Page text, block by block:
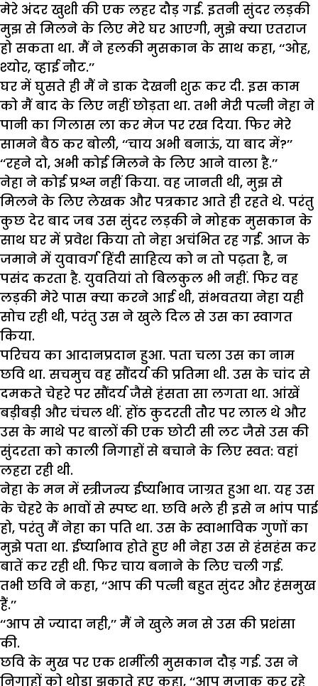
मेरे अंदर खुशी की एक लहर दौड़ गई. इतनी सुंदर लड़की
मुझ से मिलने के लिए मेरे घर आएगी, मुझे क्या एतराज
हो सकता था. मैं ने हलकी मुसकान के साथ कहा, ‘‘ओह,
श्योर, व्हाई नौट.’’
घर में घुसते ही मैं ने डाक देखनी शुरू कर दी. इस काम
को मैं बाद के लिए नहीं छोड़ता था. तभी मेरी पत्नी नेहा ने
पानी का गिलास ला कर मेज पर रख दिया. फिर मेरे
सामने बैठ कर बोली, ‘‘चाय अभी बनाऊं, या बाद में?’’
‘‘रहने दो, अभी कोई मिलने के लिए आने वाला है.’’
नेहा ने कोई प्रश्न नहीं किया. वह जानती थी, मुझ से
मिलने के लिए लेखक और पत्रकार आते ही रहते थे. परंतु
कुछ देर बाद जब उस सुंदर लड़की ने मोहक मुसकान के
साथ घर में प्रवेश किया तो नेहा अचंभित रह गई. आज के
जमाने में युवावर्ग हिंदी साहित्य को न तो पढ़ता है, न
पसंद करता है. युवतियां तो बिलकुल भी नहीं. फिर वह
लड़की मेरे पास क्या करने आई थी, संभवतया नेहा यही
सोच रही थी, परंतु उस ने खुले दिल से उस का स्वागत
किया.
परिचय का आदानप्रदान हुआ. पता चला उस का नाम
छवि था. सचमुच वह सौंदर्य की प्रतिमा थी. उस के चांद से
दमकते चेहरे पर सौंदर्य जैसे हंसता सा लगता था. आंखें
बड़ीबड़ी और चंचल थीं. होंठ कुदरती तौर पर लाल थे और
उस के माथे पर बालों की एक छोटी सी लट जैसे उस की
सुंदरता को काली निगाहों से बचाने के लिए स्वत: वहां
लहरा रही थी.
नेहा के मन में स्त्रीजन्य ईर्ष्याभाव जाग्रत हुआ था. यह उस
के चेहरे के भावों से स्पष्ट था. छवि भले ही इसे न भांप पाई
हो, परंतु मैं नेहा का पति था. उस के स्वाभाविक गुणों का
मुझे पता था. ईर्ष्याभाव होते हुए भी नेहा उस से हंसहंस कर
बातें कर रही थी. फिर चाय बनाने के लिए चली गई.
तभी छवि ने कहा, ‘‘आप की पत्नी बहुत सुंदर और हंसमुख
हैं.’’
‘‘आप से ज्यादा नही,’’ मैं ने खुले मन से उस की प्रशंसा
की.
छवि के मुख पर एक शर्मीली मुसकान दौड़ गई. उस ने
निगाहों को थोड़ा झुकाते हुए कहा, ‘‘आप मजाक कर रहे